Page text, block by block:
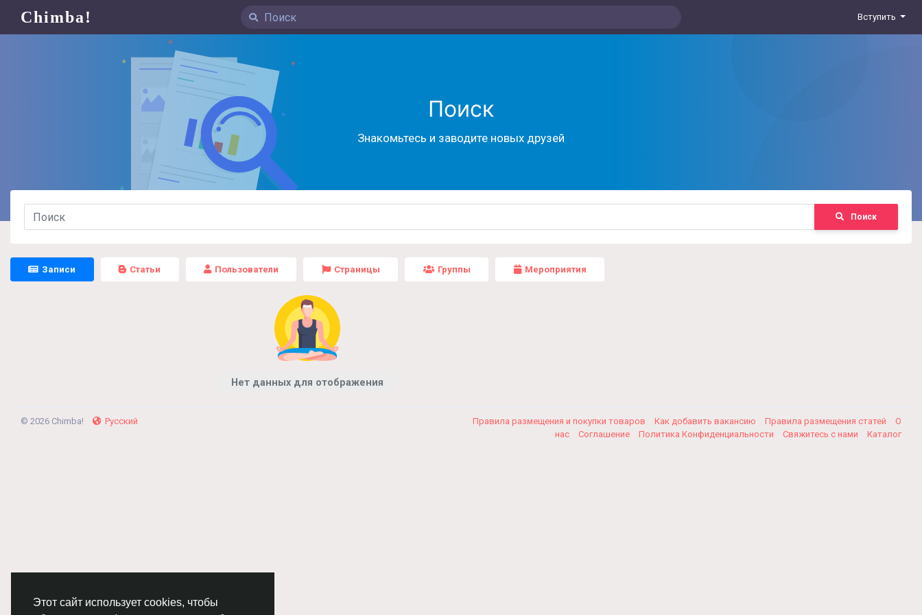
Этот сайт использует cookies, чтобы
Chimba! Вступить
Поиск
Знакомьтесь и заводите новых друзей
Поиск
Записи Статьи Пользователи Страницы Группы Мероприятия
Нет данных для отображения
© 2026 Chimba! Русский Правила размещения и покупки товаров Как добавить вакансию Правила размещения статей
О
нас
Соглашение Политика Конфиденциальности Свяжитесь с нами Каталог